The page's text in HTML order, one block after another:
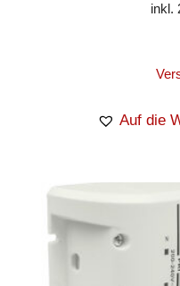
inkl.
Auf die